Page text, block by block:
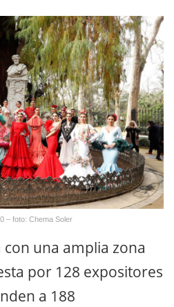
– foto: Chema Soler
una amplia zona
por 128 expositores
a 188